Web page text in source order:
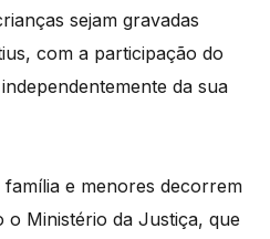
sejam gravadas
com a participação do
da sua
e menores decorrem
o Ministério da Justiça, que